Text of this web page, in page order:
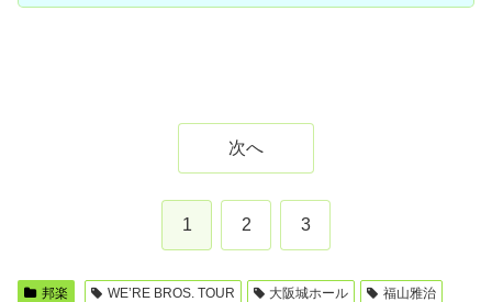
次へ
1 2 3
邦楽 WE’RE BROS. TOUR 大阪城ホール 福山雅治